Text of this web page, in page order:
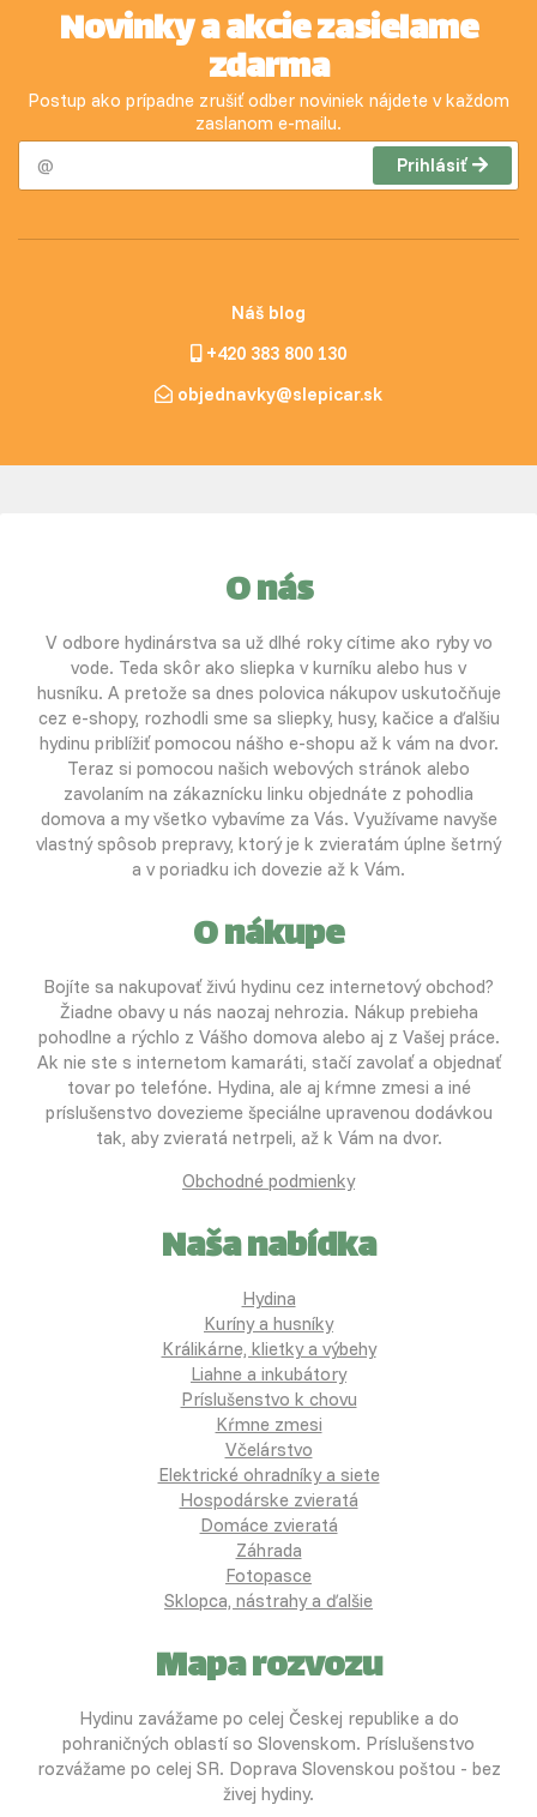
Novinky a akcie zasielame
zdarma
Postup ako prípadne zrušiť odber noviniek nájdete v každom
zaslanom e-mailu.
Prihlásiť
Náš blog
+420 383 800 130
objednavky@slepicar.sk
O nás
V odbore hydinárstva sa už dlhé roky cítime ako ryby vo
vode. Teda skôr ako sliepka v kurníku alebo hus v
husníku. A pretože sa dnes polovica nákupov uskutočňuje
cez e-shopy, rozhodli sme sa sliepky, husy, kačice a ďalšiu
hydinu priblížiť pomocou nášho e-shopu až k vám na dvor.
Teraz si pomocou našich webových stránok alebo
zavolaním na zákaznícku linku objednáte z pohodlia
domova a my všetko vybavíme za Vás. Využívame navyše
vlastný spôsob prepravy, ktorý je k zvieratám úplne šetrný
a v poriadku ich dovezie až k Vám.
O nákupe
Bojíte sa nakupovať živú hydinu cez internetový obchod?
Žiadne obavy u nás naozaj nehrozia. Nákup prebieha
pohodlne a rýchlo z Vášho domova alebo aj z Vašej práce.
Ak nie ste s internetom kamaráti, stačí zavolať a objednať
tovar po telefóne. Hydina, ale aj kŕmne zmesi a iné
príslušenstvo dovezieme špeciálne upravenou dodávkou
tak, aby zvieratá netrpeli, až k Vám na dvor.
Obchodné podmienky
Naša nabídka
Hydina
Kuríny a husníky
Králikárne, klietky a výbehy
Liahne a inkubátory
Príslušenstvo k chovu
Kŕmne zmesi
Včelárstvo
Elektrické ohradníky a siete
Hospodárske zvieratá
Domáce zvieratá
Záhrada
Fotopasce
Sklopca, nástrahy a ďalšie
Mapa rozvozu
Hydinu zavážame po celej Českej republike a do
pohraničných oblastí so Slovenskom. Príslušenstvo
rozvážame po celej SR. Doprava Slovenskou poštou - bez
živej hydiny.